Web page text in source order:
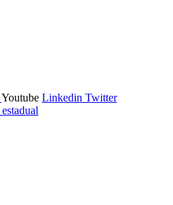
Youtube Linkedin Twitter